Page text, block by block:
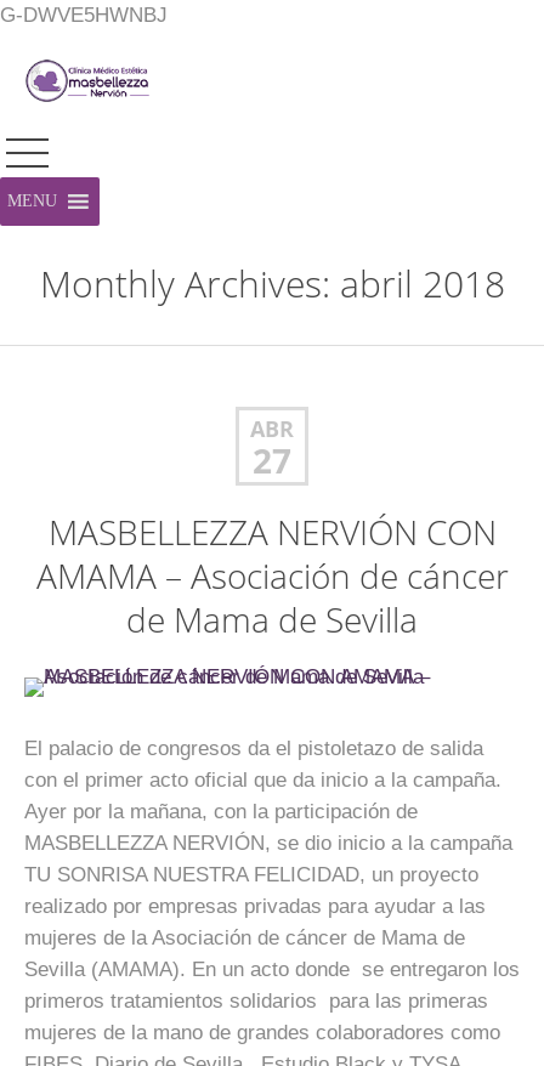
G-DWVE5HWNBJ
MENU
Monthly Archives: abril 2018
ABR
27
MASBELLEZZA NERVIÓN CON
AMAMA – Asociación de cáncer
de Mama de Sevilla
El palacio de congresos da el pistoletazo de salida
con el primer acto oficial que da inicio a la campaña.
Ayer por la mañana, con la participación de
MASBELLEZZA NERVIÓN, se dio inicio a la campaña
TU SONRISA NUESTRA FELICIDAD, un proyecto
realizado por empresas privadas para ayudar a las
mujeres de la Asociación de cáncer de Mama de
Sevilla (AMAMA). En un acto donde se entregaron los
primeros tratamientos solidarios para las primeras
mujeres de la mano de grandes colaboradores como